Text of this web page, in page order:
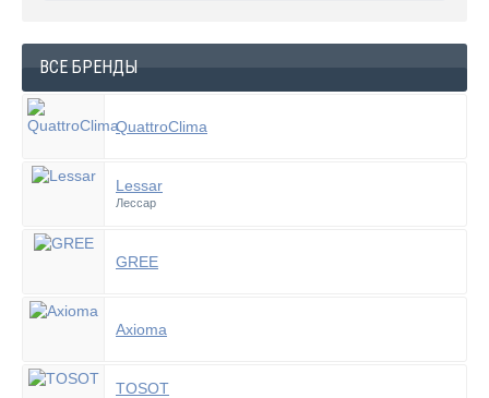
ВСЕ БРЕНДЫ
QuattroClima
Lessar
Лессар
GREE
Axioma
TOSOT